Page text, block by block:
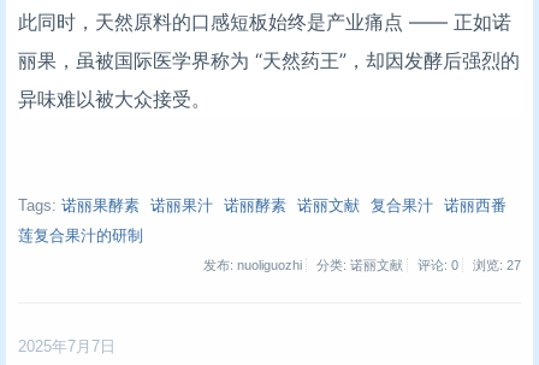
此同时，天然原料的口感短板始终是产业痛点 —— 正如诺
丽果，虽被国际医学界称为 “天然药王”，却因发酵后强烈的
异味难以被大众接受。
Tags: 诺丽果酵素 诺丽果汁 诺丽酵素 诺丽文献 复合果汁
诺丽西番
莲复合果汁的研制
发布: nuoliguozhi 分类: 诺丽文献 评论: 0 浏览: 27
2025年7月7日